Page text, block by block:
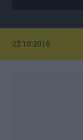
22.10.2016